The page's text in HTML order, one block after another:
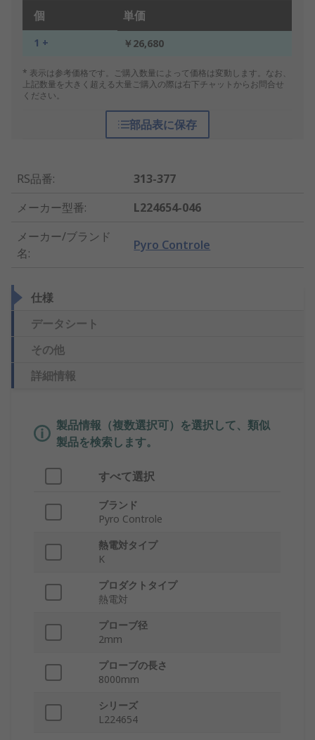
個 単価
1 + ￥26,680
* 表示は参考価格です。ご購入数量によって価格は変動します。なお、
上記数量を大きく超える大量ご購入の際は右下チャットからお問合せ
ください。
部品表に保存
RS品番:
313-377
メーカー型番:
L224654-046
メーカー/ブランド
名:
Pyro Controle
仕様
データシート
その他
詳細情報
製品情報（複数選択可）を選択して、類似
製品を検索します。
すべて選択
ブランド
Pyro Controle
熱電対タイプ
K
プロダクトタイプ
熱電対
プローブ径
2mm
プローブの長さ
8000mm
シリーズ
L224654